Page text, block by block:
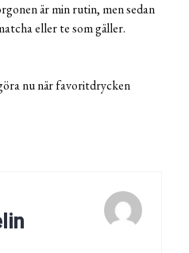
är min rutin, men sedan
eller te som gäller.
nu när favoritdrycken